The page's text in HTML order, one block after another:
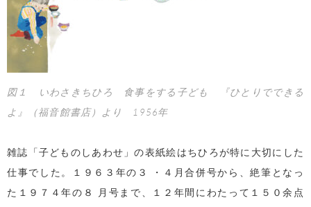
図１ いわさきちひろ 食事をする子ども 『ひとりでできる
よ』（福音館書店）より 1956年
雑誌「子どものしあわせ」の表紙絵はちひろが特に大切にした
仕事でした。１９６３年の３ ・４月合併号から、絶筆となっ
た１９７４年の８ 月号まで、１２年間にわたって１５０余点